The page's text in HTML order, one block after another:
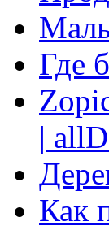
Где
|
Как